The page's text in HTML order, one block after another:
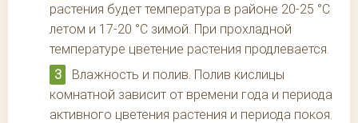
растения будет температура в районе 20-25 °C
летом и 17-20 °C зимой. При прохладной
температуре цветение растения продлевается.
Влажность и полив. Полив кислицы
комнатной зависит от времени года и периода
активного цветения растения и периода покоя.